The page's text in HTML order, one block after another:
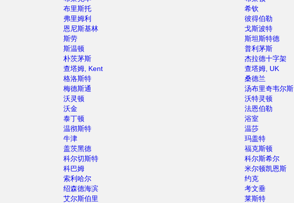
布里斯托
希钦
弗里姆利
彼得伯勒
恩尼斯基林
戈斯波特
斯劳
斯坦斯特德
斯温顿
普利茅斯
朴茨茅斯
杰拉德十字架
查塔姆, Kent
查塔姆, UK
格洛斯特
桑德兰
梅德斯通
汤布里奇韦尔斯
沃灵顿
沃特灵顿
沃金
法恩伯勒
泰丁顿
浴室
温彻斯特
温莎
牛津
玛盖特
盖茨黑德
福克斯顿
科尔切斯特
科尔斯希尔
科巴姆
米尔顿凯恩斯
索利哈尔
约克
绍森德海滨
考文垂
艾尔斯伯里
莱斯特